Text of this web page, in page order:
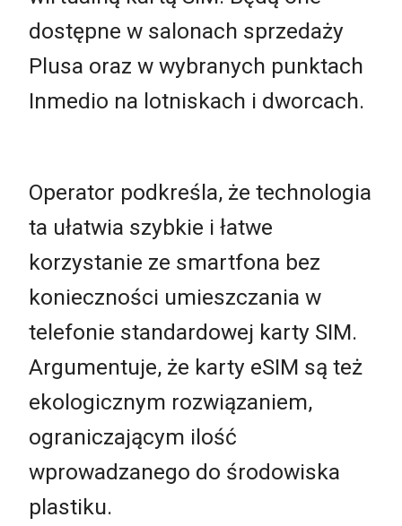
dostępne w salonach sprzedaży
Plusa oraz w wybranych punktach
Inmedio na lotniskach i dworcach.
Operator podkreśla, że technologia
ta ułatwia szybkie i łatwe
korzystanie ze smartfona bez
konieczności umieszczania w
telefonie standardowej karty SIM.
Argumentuje, że karty eSIM są też
ekologicznym rozwiązaniem,
ograniczającym ilość
wprowadzanego do środowiska
plastiku.